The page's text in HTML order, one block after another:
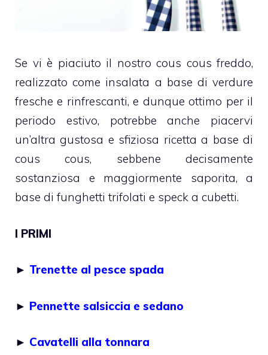
Se vi è piaciuto il nostro cous cous freddo,
realizzato come insalata a base di verdure
fresche e rinfrescanti, e dunque ottimo per il
periodo estivo, potrebbe anche piacervi
un’altra gustosa e sfiziosa ricetta a base di
cous cous, sebbene decisamente
sostanziosa e maggiormente saporita, a
base di funghetti trifolati e speck a cubetti.
I PRIMI
► Trenette al pesce spada
► Pennette salsiccia e sedano
► Cavatelli alla tonnara